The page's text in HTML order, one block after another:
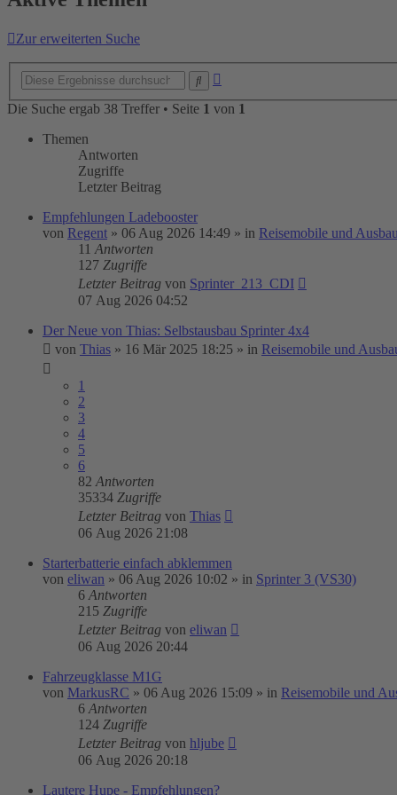
Zur erweiterten Suche
Die Suche ergab 38 Treffer • Seite 1 von 1
Themen
Antworten
Zugriffe
Letzter Beitrag
Empfehlungen Ladebooster
von Regent » 06 Aug 2026 14:49 » in Reisemobile und
11 Antworten
127 Zugriffe
Letzter Beitrag von Sprinter_213_CDI
07 Aug 2026 04:52
Der Neue von Thias: Selbstausbau Sprinter 4x4
von Thias » 16 Mär 2025 18:25 » in Reisemobile und
1
2
3
4
5
6
82 Antworten
35334 Zugriffe
Letzter Beitrag von Thias
06 Aug 2026 21:08
Starterbatterie einfach abklemmen
von eliwan » 06 Aug 2026 10:02 » in Sprinter 3 (VS30)
6 Antworten
215 Zugriffe
Letzter Beitrag von eliwan
06 Aug 2026 20:44
Fahrzeugklasse M1G
von MarkusRC » 06 Aug 2026 15:09 » in Reisemobile und
6 Antworten
124 Zugriffe
Letzter Beitrag von hljube
06 Aug 2026 20:18
Lautere Hupe - Empfehlungen?